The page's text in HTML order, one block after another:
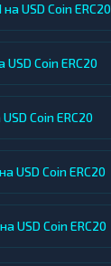
USD Coin ERC20
Coin ERC20
Coin ERC20
USD Coin ERC20
USD Coin ERC20